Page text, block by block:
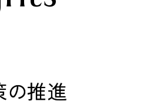
の推進